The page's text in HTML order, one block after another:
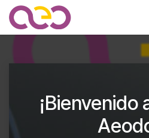
Ir al contenido
¡Bienvenido